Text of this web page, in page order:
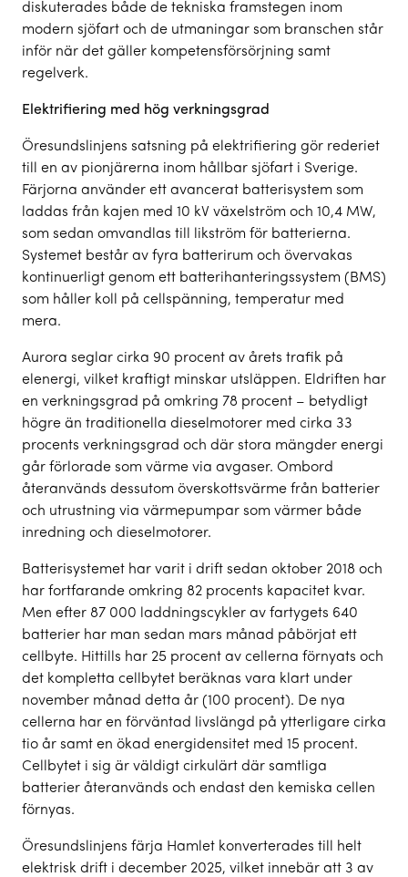
diskuterades både de tekniska framstegen inom
modern sjöfart och de utmaningar som branschen står
inför när det gäller kompetensförsörjning samt
regelverk.
Elektrifiering med hög verkningsgrad
Öresundslinjens satsning på elektrifiering gör rederiet
till en av pionjärerna inom hållbar sjöfart i Sverige.
Färjorna använder ett avancerat batterisystem som
laddas från kajen med 10 kV växelström och 10,4 MW,
som sedan omvandlas till likström för batterierna.
Systemet består av fyra batterirum och övervakas
kontinuerligt genom ett batterihanteringssystem (BMS)
som håller koll på cellspänning, temperatur med
mera.
Aurora seglar cirka 90 procent av årets trafik på
elenergi, vilket kraftigt minskar utsläppen. Eldriften har
en verkningsgrad på omkring 78 procent – betydligt
högre än traditionella dieselmotorer med cirka 33
procents verkningsgrad och där stora mängder energi
går förlorade som värme via avgaser. Ombord
återanvänds dessutom överskottsvärme från batterier
och utrustning via värmepumpar som värmer både
inredning och dieselmotorer.
Batterisystemet har varit i drift sedan oktober 2018 och
har fortfarande omkring 82 procents kapacitet kvar.
Men efter 87 000 laddningscykler av fartygets 640
batterier har man sedan mars månad påbörjat ett
cellbyte. Hittills har 25 procent av cellerna förnyats och
det kompletta cellbytet beräknas vara klart under
november månad detta år (100 procent). De nya
cellerna har en förväntad livslängd på ytterligare cirka
tio år samt en ökad energidensitet med 15 procent.
Cellbytet i sig är väldigt cirkulärt där samtliga
batterier återanvänds och endast den kemiska cellen
förnyas.
Öresundslinjens färja Hamlet konverterades till helt
elektrisk drift i december 2025, vilket innebär att 3 av